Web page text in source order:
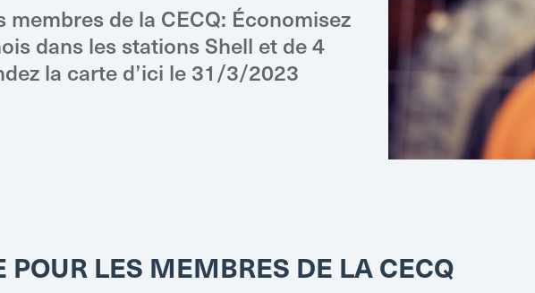
de la CECQ: Économisez
dans les stations Shell et de 4
la carte d’ici le 31/3/2023
POUR LES MEMBRES DE LA CECQ